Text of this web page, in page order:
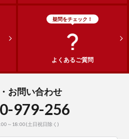
疑問をチェック！
よくあるご質問
お問い合わせ
979-256
～18:00(土日祝日除く)